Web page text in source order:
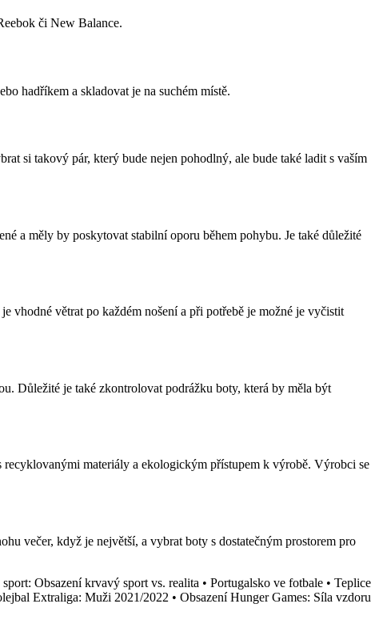
či New Balance.
hadříkem a skladovat je na suchém místě.
si takový pár, který bude nejen pohodlný, ale bude také ladit s vaším
a měly by poskytovat stabilní oporu během pohybu. Je také důležité
vhodné větrat po každém nošení a při potřebě je možné je vyčistit
Důležité je také zkontrolovat podrážku boty, která by měla být
materiály a ekologickým přístupem k výrobě. Výrobci se
večer, když je největší, a vybrat boty s dostatečným prostorem pro
Obsazení krvavý sport vs. realita • Portugalsko ve fotbale • Teplice
Extraliga: Muži 2021/2022 • Obsazení Hunger Games: Síla vzdoru